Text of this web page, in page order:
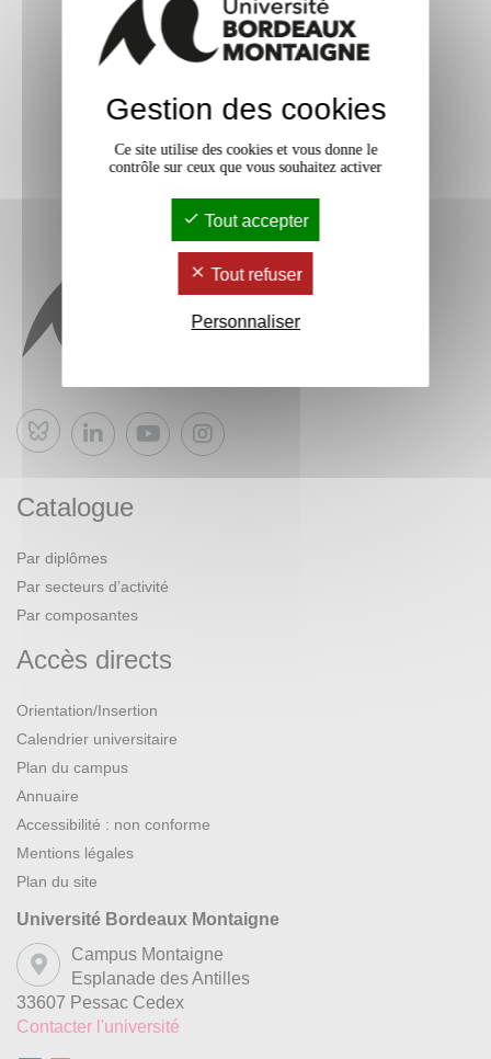
Bluesky
Catalogue
Par diplômes
Par secteurs d’activité
Par composantes
Accès directs
Orientation/Insertion
Calendrier universitaire
Plan du campus
Annuaire
Accessibilité : non conforme
Mentions légales
Plan du site
Université Bordeaux Montaigne
Campus Montaigne
Esplanade des Antilles
33607 Pessac Cedex
Contacter l'université
Gestion des cookies
Ce site utilise des cookies et vous donne le
contrôle sur ceux que vous souhaitez activer
Tout accepter
Tout refuser
Personnaliser